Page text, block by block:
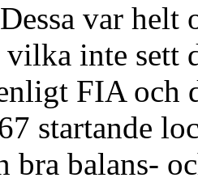
var
inte sett
FIA och
startande
bra balans-